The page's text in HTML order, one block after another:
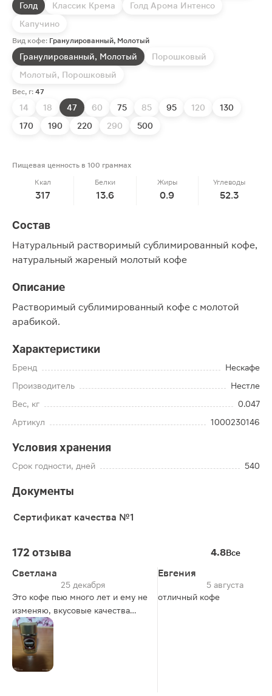
Голд
Классик Крема
Голд Арома Интенсо
Капучино
Вид кофе: Гранулированный, Молотый
Гранулированный, Молотый
Порошковый
Молотый, Порошковый
Вес, г: 47
14 18 47 60 75 85 95 120
130
170
190 220 290 500
Пищевая ценность в 100 граммах
Ккал
317
Белки
13.6
Жиры
0.9
Углеводы
52.3
Состав
Натуральный растворимый сублимированный кофе,
натуральный жареный молотый кофе
Описание
Растворимый сублимированный кофе с молотой
арабикой.
Характеристики
Бренд
Нескафе
Производитель
Нестле
Вес, кг
0.047
Артикул
1000230146
Условия хранения
Срок годности, дней 540
Документы
Сертификат качества №1
172 отзыва 4.8Все
Светлана
25 декабря
Это кофе пью много лет и ему не
изменяю, вкусовые качества
супер.
Евгения
5 августа
отличный кофе